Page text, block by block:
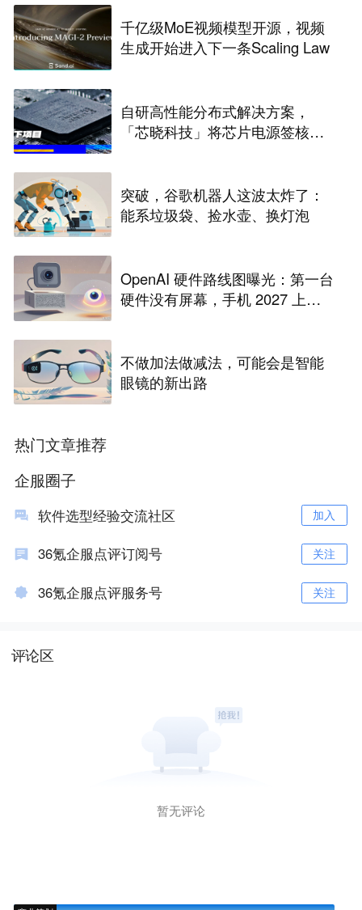
千亿级MoE视频模型开源，视频
生成开始进入下一条Scaling Law
自研高性能分布式解决方案，
「芯晓科技」将芯片电源签核周
突破，谷歌机器人这波太炸了：
能系垃圾袋、捡水壶、换灯泡
OpenAI 硬件路线图曝光：第一台
硬件没有屏幕，手机 2027 上半
不做加法做减法，可能会是智能
眼镜的新出路
热门文章推荐
企服圈子
软件选型经验交流社区 加入
36氪企服点评订阅号 关注
36氪企服点评服务号 关注
评论区
暂无评论